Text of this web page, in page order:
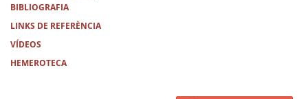
BIBLIOGRAFIA
LINKS DE REFERÈNCIA
VÍDEOS
HEMEROTECA